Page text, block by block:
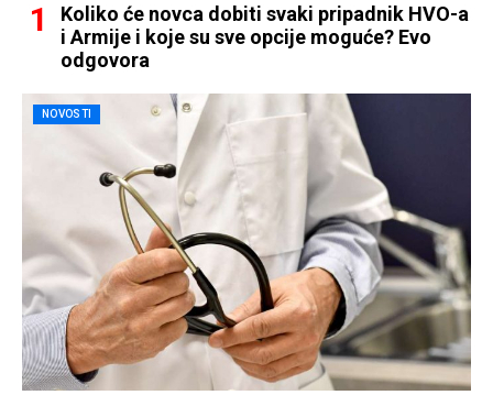
Koliko će novca dobiti svaki pripadnik HVO-a
i Armije i koje su sve opcije moguće? Evo
odgovora
NOVOSTI